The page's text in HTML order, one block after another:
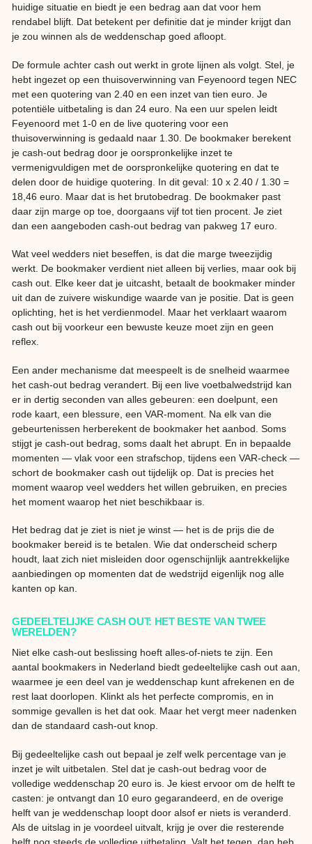
huidige situatie en biedt je een bedrag aan dat voor hem
rendabel blijft. Dat betekent per definitie dat je minder krijgt dan
je zou winnen als de weddenschap goed afloopt.
De formule achter cash out werkt in grote lijnen als volgt. Stel, je
hebt ingezet op een thuisoverwinning van Feyenoord tegen NEC
met een quotering van 2.40 en een inzet van tien euro. Je
potentiële uitbetaling is dan 24 euro. Na een uur spelen leidt
Feyenoord met 1-0 en de live quotering voor een
thuisoverwinning is gedaald naar 1.30. De bookmaker berekent
je cash-out bedrag door je oorspronkelijke inzet te
vermenigvuldigen met de oorspronkelijke quotering en dat te
delen door de huidige quotering. In dit geval: 10 x 2.40 / 1.30 =
18,46 euro. Maar dat is het brutobedrag. De bookmaker past
daar zijn marge op toe, doorgaans vijf tot tien procent. Je ziet
dan een aangeboden cash-out bedrag van pakweg 17 euro.
Wat veel wedders niet beseffen, is dat die marge tweezijdig
werkt. De bookmaker verdient niet alleen bij verlies, maar ook bij
cash out. Elke keer dat je uitcasht, betaalt de bookmaker minder
uit dan de zuivere wiskundige waarde van je positie. Dat is geen
oplichting, het is het verdienmodel. Maar het verklaart waarom
cash out bij voorkeur een bewuste keuze moet zijn en geen
reflex.
Een ander mechanisme dat meespeelt is de snelheid waarmee
het cash-out bedrag verandert. Bij een live voetbalwedstrijd kan
er in dertig seconden van alles gebeuren: een doelpunt, een
rode kaart, een blessure, een VAR-moment. Na elk van die
gebeurtenissen herberekent de bookmaker het aanbod. Soms
stijgt je cash-out bedrag, soms daalt het abrupt. En in bepaalde
momenten — vlak voor een strafschop, tijdens een VAR-check —
schort de bookmaker cash out tijdelijk op. Dat is precies het
moment waarop veel wedders het willen gebruiken, en precies
het moment waarop het niet beschikbaar is.
Het bedrag dat je ziet is niet je winst — het is de prijs die de
bookmaker bereid is te betalen. Wie dat onderscheid scherp
houdt, laat zich niet misleiden door ogenschijnlijk aantrekkelijke
aanbiedingen op momenten dat de wedstrijd eigenlijk nog alle
kanten op kan.
GEDEELTELIJKE CASH OUT: HET BESTE VAN TWEE
WERELDEN?
Niet elke cash-out beslissing hoeft alles-of-niets te zijn. Een
aantal bookmakers in Nederland biedt gedeeltelijke cash out aan,
waarmee je een deel van je weddenschap kunt afrekenen en de
rest laat doorlopen. Klinkt als het perfecte compromis, en in
sommige gevallen is het dat ook. Maar het vergt meer nadenken
dan de standaard cash-out knop.
Bij gedeeltelijke cash out bepaal je zelf welk percentage van je
inzet je wilt uitbetalen. Stel dat je cash-out bedrag voor de
volledige weddenschap 20 euro is. Je kiest ervoor om de helft te
casten: je ontvangt dan 10 euro gegarandeerd, en de overige
helft van je weddenschap loopt door alsof er niets is veranderd.
Als de uitslag in je voordeel uitvalt, krijg je over die resterende